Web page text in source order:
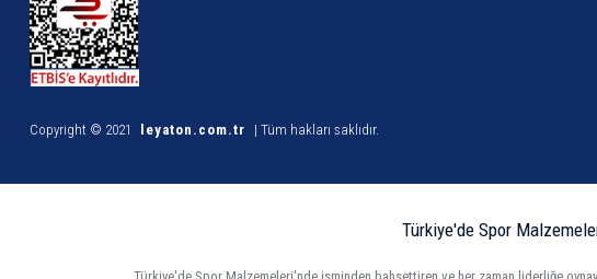
Copyright © 2021 leyaton.com.tr | Tüm hakları saklıdır.
Türkiye'de Spor